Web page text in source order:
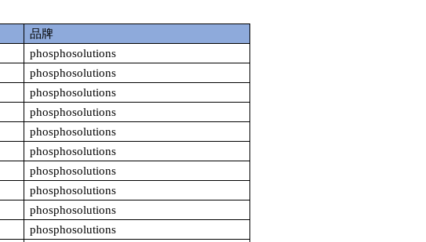
品牌
phosphosolutions
phosphosolutions
phosphosolutions
phosphosolutions
phosphosolutions
phosphosolutions
phosphosolutions
phosphosolutions
phosphosolutions
phosphosolutions